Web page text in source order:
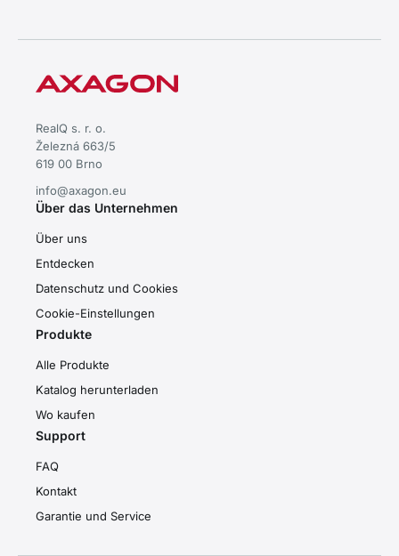
RealQ s. r. o.
Železná 663/5
619 00 Brno
info@axagon.eu
Über das Unternehmen
Über uns
Entdecken
Datenschutz und Cookies
Cookie-Einstellungen
Produkte
Alle Produkte
Katalog herunterladen
Wo kaufen
Support
FAQ
Kontakt
Garantie und Service